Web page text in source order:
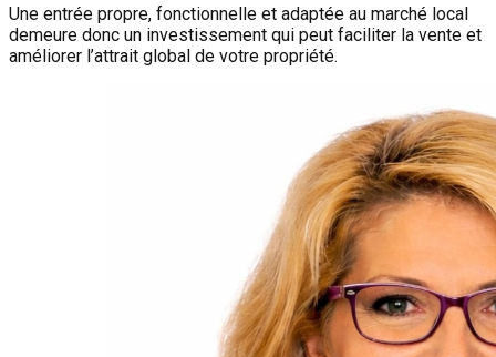
Une entrée propre, fonctionnelle et adaptée au marché local
demeure donc un investissement qui peut faciliter la vente et
améliorer l’attrait global de votre propriété.